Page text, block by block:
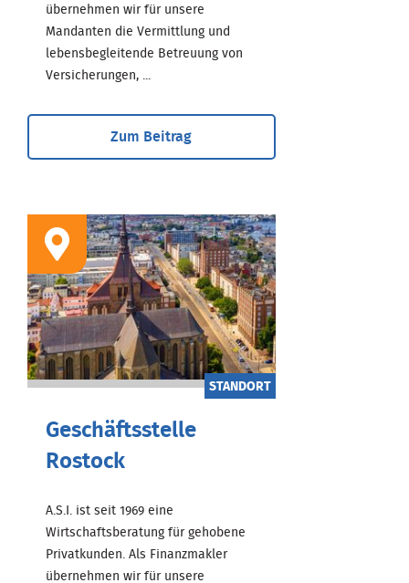
übernehmen wir für unsere
Mandanten die Vermittlung und
lebensbegleitende Betreuung von
Versicherungen, ...
Zum Beitrag
STANDORT
Geschäftsstelle
Rostock
A.S.I. ist seit 1969 eine
Wirtschaftsberatung für gehobene
Privatkunden. Als Finanzmakler
übernehmen wir für unsere